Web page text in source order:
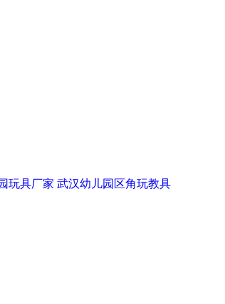
玩具厂家 武汉幼儿园区角玩教具